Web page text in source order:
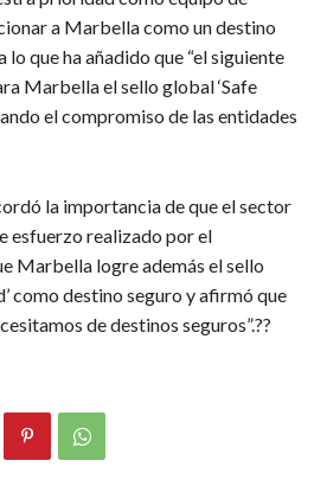
a Marbella como un destino
lo que ha añadido que “el siguiente
Marbella el sello global ‘Safe
el compromiso de las entidades
la importancia de que el sector
esfuerzo realizado por el
Marbella logre además el sello
como destino seguro y afirmó que
de destinos seguros”.??